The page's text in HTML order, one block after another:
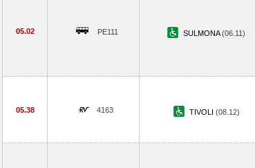
05.02 PE111 SULMONA(06.11)
05.38 4163 TIVOLI (08.12)